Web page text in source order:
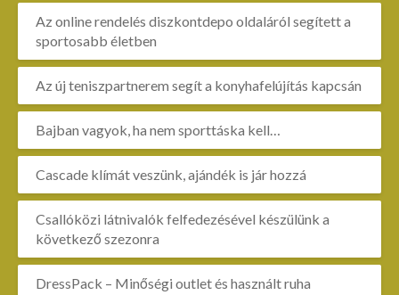
Az online rendelés diszkontdepo oldaláról segített a
sportosabb életben
Az új teniszpartnerem segít a konyhafelújítás kapcsán
Bajban vagyok, ha nem sporttáska kell…
Cascade klímát veszünk, ajándék is jár hozzá
Csallóközi látnivalók felfedezésével készülünk a
következő szezonra
DressPack – Minőségi outlet és használt ruha